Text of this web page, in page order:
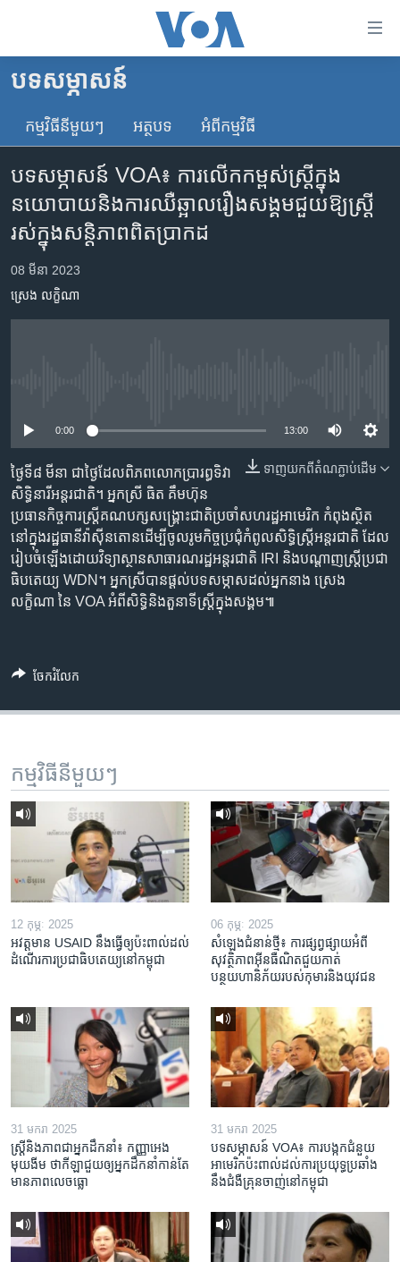
គេហទំព័រ​
និង​
ចូល​
ទំព័រ​
ព័ត៌មាន​​
ម្តង
រំលង​
និង​
សម្ព័ន្ធ​
រំលង​
និង​
ចូល​
ទៅ​
កាន់​
ទំព័រ​
ស្វែង​
រក
កម្ពុជា
អន្តរជាតិ
ហេឡូវីអូអេ
កម្ពុជាច្នៃប្រតិដ្ឋ
ព្រឹត្តិការណ៍ព័ត៌មាន
ទូរទស្សន៍ / វីដេអូ​
Khmer English
បណ្តាញ​សង្គម
ភាសា
បទ​សម្ភាសន៍
កម្មវិធី​នីមួយៗ អត្ថបទ​ អំពី​កម្មវិធី​
បទសម្ភាសន៍ VOA៖ ការ​លើក​កម្ពស់​ស្ត្រី​ក្នុង​
នយោបាយ​​និង​ការ​ឈឺឆ្អាល​រឿង​សង្គម​​ជួយ​​ឱ្យ​ស្ត្រី​
រស់​ក្នុង​សន្តិភាព​ពិតប្រាកដ
08 មីនា 2023
ស្រេង លក្ខិណា
0:00 13:00
ទាញ​យក​ពី​តំណភ្ជាប់​ដើម
ថ្ងៃទី៨ មីនា ជា​ថ្ងៃ​ដែល​ពិភពលោក​ប្រារព្ធ​ទិវា​
សិទ្ធិនារី​អន្តរជាតិ។ អ្នកស្រី ធិត គឹមហ៊ុន ​
ប្រធាន​កិច្ចការ​ស្ត្រី​គណបក្សសង្គ្រោះជាតិ​ប្រចាំ​សហរដ្ឋអាមេរិក កំពុង​ស្ថិត​
នៅ​ក្នុង​រដ្ឋធានី​វ៉ាស៊ីនតោន​ដើម្បី​ចូលរូម​កិច្ចប្រជុំ​កំពូល​សិទ្ធិស្ត្រី​អន្តរជាតិ ដែល​
រៀបចំឡើង​ដោយ​វិទ្យាស្ថាន​សាធារណរដ្ឋ​អន្តរជាតិ IRI និង​បណ្តាញ​ស្ត្រី​ប្រជា
ធិបតេយ្យ​ WDN។ អ្នកស្រី​បាន​ផ្តល់​បទសម្ភាស​ដល់​អ្នកនាង ស្រេង
លក្ខិណា នៃ VOA អំពី​សិទ្ធិ​និង​តួនាទី​ស្ត្រី​ក្នុង​សង្គម៕
ចែករំលែក
កម្មវិធី​នីមួយៗ
12 កុម្ភៈ 2025
អវត្តមាន USAID នឹងធ្វើឲ្យប៉ះពាល់ដល់
ដំណើរការប្រជាធិបតេយ្យនៅកម្ពុជា
06 កុម្ភៈ 2025
សំឡេងជំនាន់ថ្មី៖ ការផ្សព្វផ្សាយអំពី
សុវត្ថិភាពអ៊ីនធឺណិតជួយកាត់
បន្ថយហានិភ័យរបស់កុមារនិងយុវជន
31 មករា 2025
ស្រ្តី​និង​ភាព​ជា​អ្នក​ដឹកនាំ៖ កញ្ញា​អេង
មុយងីម ថា​កីឡា​ជួយឲ្យ​អ្នកដឹកនាំ​កាន់តែ​
មាន​ភាព​លេចធ្លោ
31 មករា 2025
បទសម្ភាសន៍ VOA៖ ការបង្កក​ជំនួយ​
អាមេរិក​ប៉ះពាល់ដល់​ការប្រយុទ្ធ​ប្រឆាំង​
នឹង​ជំងឺ​គ្រុនចាញ់​នៅ​កម្ពុជា